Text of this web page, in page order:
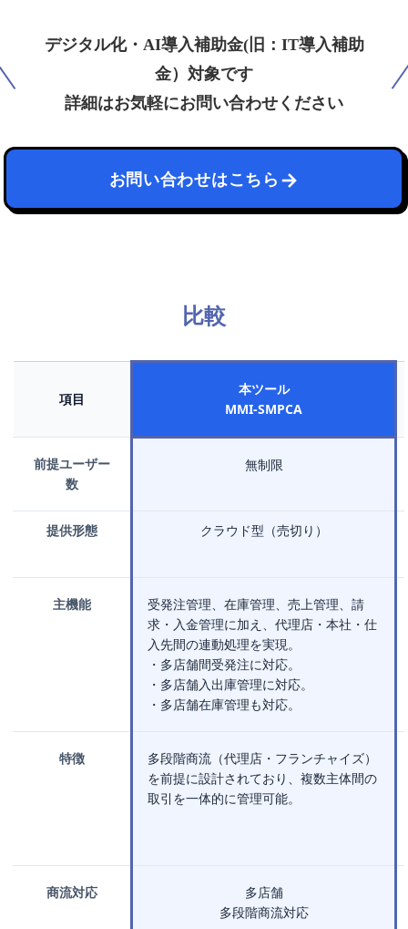
デジタル化・AI導入補助金(旧：IT導入補助
金）対象です
詳細はお気軽にお問い合わせください
お問い合わせはこちら
比較
項目
本ツール
MMI-SMPCA
前提ユーザー
数
無制限
提供形態 クラウド型（売切り）
主機能
受発注管理、在庫管理、売上管理、請
求・入金管理に加え、代理店・本社・仕
入先間の連動処理を実現。
・多店舗間受発注に対応。
・多店舗入出庫管理に対応。
・多店舗在庫管理も対応。
特徴
多段階商流（代理店・フランチャイズ）
を前提に設計されており、複数主体間の
取引を一体的に管理可能。
商流対応
多店舗
多段階商流対応